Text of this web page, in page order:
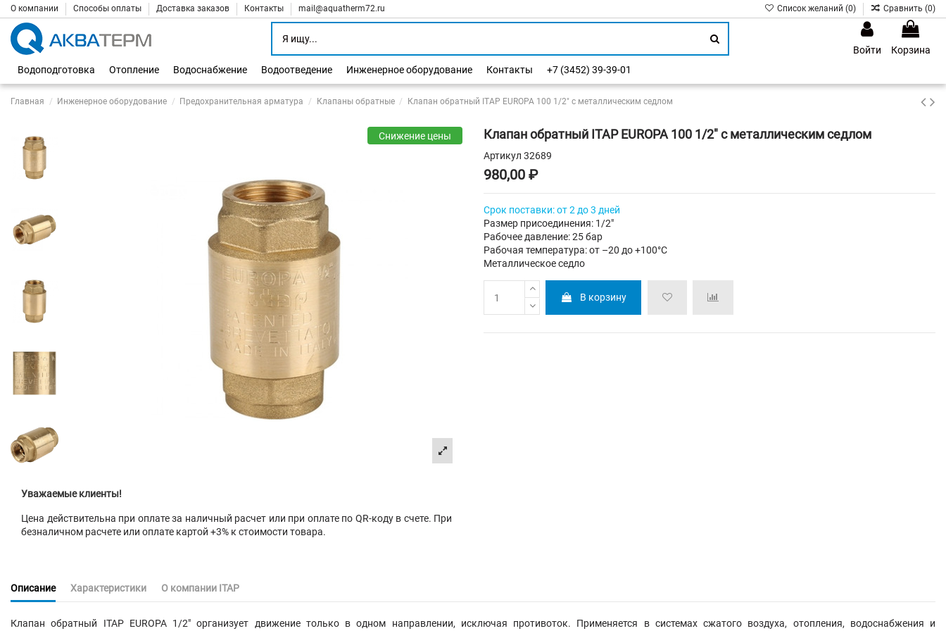
О компании Способы оплаты Доставка заказов Контакты mail@aquatherm72.ru Список желаний (0) Сравнить (0)
Войти
Корзина
Водоподготовка
Отопление Водоснабжение Водоотведение Инженерное оборудование Контакты +7 (3452) 39-39-01
Главная Инженерное оборудование Предохранительная арматура Клапаны обратные Клапан обратный ITAP EUROPA 100 1/2" с металлическим седлом
Снижение цены
Уважаемые клиенты!
Цена действительна при оплате за наличный расчет или при оплате по QR-коду в счете. При
безналичном расчете или оплате картой +3% к стоимости товара.
Клапан обратный ITAP EUROPA 100 1/2" с металлическим седлом
Артикул 32689
980,00 ₽
Срок поставки: от 2 до 3 дней
Размер присоединения: 1/2"
Рабочее давление: 25 бар
Рабочая температура: от –20 до +100°С
Металлическое седло
В корзину
Описание Характеристики О компании ITAP
Клапан обратный ITAP EUROPA 1/2" организует движение только в одном направлении, исключая противоток. Применяется в системах сжатого воздуха, отопления, водоснабжения и